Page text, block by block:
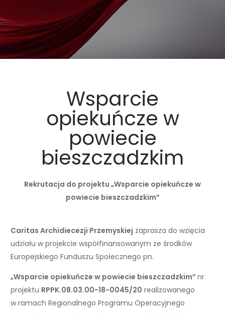
Wsparcie
opiekuńcze w
powiecie
bieszczadzkim
Rekrutacja do projektu „Wsparcie opiekuńcze w
powiecie bieszczadzkim”
Caritas Archidiecezji Przemyskiej zaprasza do wzięcia
udziału w projekcie współfinansowanym ze środków
Europejskiego Funduszu Społecznego pn.
„Wsparcie opiekuńcze w powiecie bieszczadzkim”nr
projektu RPPK.08.03.00-18-0045/20 realizowanego
w ramach Regionalnego Programu Operacyjnego